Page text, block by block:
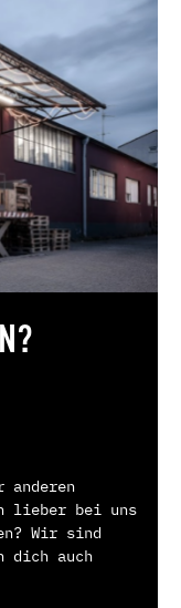
anderen
lieber bei uns
Wir sind
dich auch